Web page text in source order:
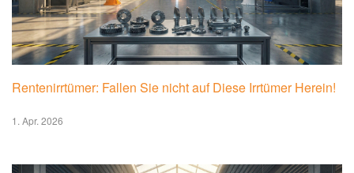
Rentenirrtümer: Fallen Sie nicht auf Diese Irrtümer Herein!
1. Apr. 2026